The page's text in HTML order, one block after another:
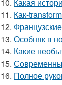
11. Как-
12.
13. Особняк в
14. Какие
15.
16. Полное